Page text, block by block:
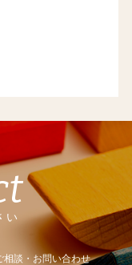
い
相談・お問い合わせ